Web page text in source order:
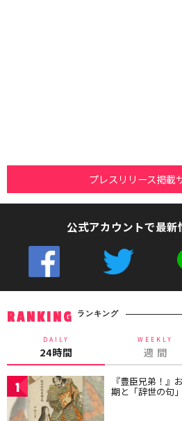
プレスリリース掲載
公式アカウントで最新
RANKING ランキング
DAILY
24時間
WEEKLY
週 間
1 『豊臣兄弟！』
期と「辞世の句